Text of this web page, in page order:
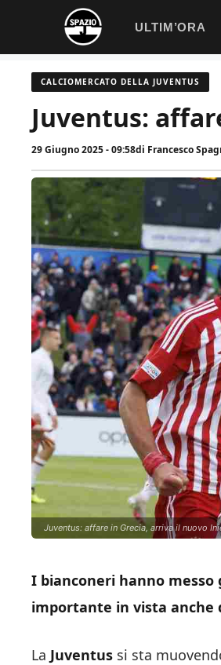
contenuto
ULTIM’ORA
CALCIOMERCATO DELLA JUVENTUS
Juventus:
29 Giugno 2025 - 09:58di Francesco
Juventus: affare in Grecia, arriva il nuovo
I bianconeri hanno messo
importante in vista anche
La Juventus si sta